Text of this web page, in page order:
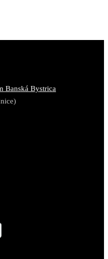
Banská Bystrica